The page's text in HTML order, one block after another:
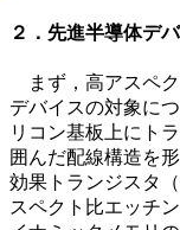
２．先進半導体デ
まず，高アスペ
デバイスの対象に
リコン基板上にト
囲んだ配線構造を
効果トランジスタ
スペクト比エッチ